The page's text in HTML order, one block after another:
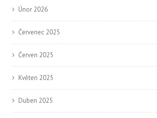
Únor 2026
Červenec 2025
Červen 2025
Květen 2025
Duben 2025